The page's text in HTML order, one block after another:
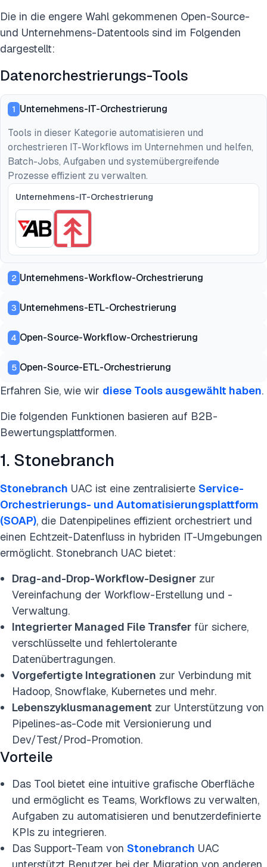
Die in die engere Wahl gekommenen Open-Source-
und Unternehmens-Datentools sind im Folgenden
dargestellt:
Datenorchestrierungs-Tools
1 Unternehmens-IT-Orchestrierung
Tools in dieser Kategorie automatisieren und
orchestrieren IT-Workflows im Unternehmen und helfen,
Batch-Jobs, Aufgaben und systemübergreifende
Prozesse effizient zu verwalten.
Unternehmens-IT-Orchestrierung
2 Unternehmens-Workflow-Orchestrierung
3 Unternehmens-ETL-Orchestrierung
4 Open-Source-Workflow-Orchestrierung
5 Open-Source-ETL-Orchestrierung
Erfahren Sie, wie wir diese Tools ausgewählt haben.
Die folgenden Funktionen basieren auf B2B-
Bewertungsplattformen.
1. Stonebranch
Stonebranch UAC ist eine zentralisierte Service-
Orchestrierungs- und Automatisierungsplattform
(SOAP), die Datenpipelines effizient orchestriert und
einen Echtzeit-Datenfluss in hybriden IT-Umgebungen
ermöglicht. Stonebranch UAC bietet:
Drag-and-Drop-Workflow-Designer zur
Vereinfachung der Workflow-Erstellung und -
Verwaltung.
Integrierter Managed File Transfer für sichere,
verschlüsselte und fehlertolerante
Datenübertragungen.
Vorgefertigte Integrationen zur Verbindung mit
Hadoop, Snowflake, Kubernetes und mehr.
Lebenszyklusmanagement zur Unterstützung von
Pipelines-as-Code mit Versionierung und
Dev/Test/Prod-Promotion.
Vorteile
Das Tool bietet eine intuitive grafische Oberfläche
und ermöglicht es Teams, Workflows zu verwalten,
Aufgaben zu automatisieren und benutzerdefinierte
KPIs zu integrieren.
Das Support-Team von Stonebranch UAC